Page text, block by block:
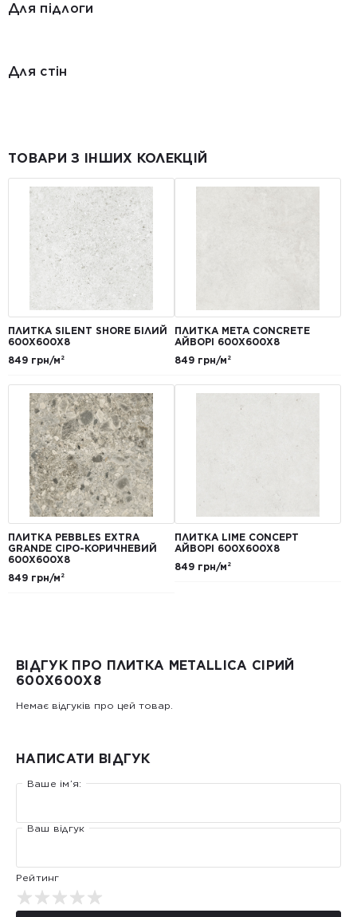
Для підлоги
Для стін
ТОВАРИ З ІНШИХ КОЛЕКЦІЙ
ПЛИТКА SILENT SHORE БІЛИЙ
600Х600Х8
849 грн/м²
ПЛИТКА META CONCRETE
АЙВОРІ 600Х600Х8
849 грн/м²
ПЛИТКА PEBBLES EXTRA
GRANDE СІРО-КОРИЧНЕВИЙ
600Х600Х8
849 грн/м²
ПЛИТКА LIME CONCEPT
АЙВОРІ 600Х600Х8
849 грн/м²
ВІДГУК ПРО ПЛИТКА METALLICA СІРИЙ
600Х600Х8
Немає відгуків про цей товар.
НАПИСАТИ ВІДГУК
Ваше ім’я:
Ваш відгук
Рейтинг